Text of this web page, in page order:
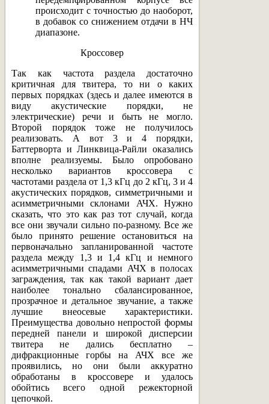
происходит с точностью до наоборот,
в добавок со снижением отдачи в НЧ
диапазоне.
Кроссовер
Так как частота раздела достаточно
критичная для твитера, то ни о каких
первых порядках (здесь и далее имеются в
виду акустические порядки, не
электрические) речи и быть не могло.
Второй порядок тоже не получилось
реализовать. А вот 3 и 4 порядки,
Баттерворта и Линквица-Райли оказались
вполне реализуемы. Было опробовано
несколько вариантов кроссовера с
частотами раздела от 1,3 кГц до 2 кГц, 3 и 4
акустических порядков, симметричными и
асимметричными склонами АЧХ. Нужно
сказать, что это как раз тот случай, когда
все они звучали сильно по-разному. Все же
было принято решение остановиться на
первоначально запланированной частоте
раздела между 1,3 и 1,4 кГц и немного
асимметричными спадами АЧХ в полосах
заграждения, так как такой вариант дает
наиболее тонально сбалансированное,
прозрачное и детальное звучание, а также
лучшие внеосевые характеристики.
Преимущества довольно непростой формы
передней панели и широкой дисперсии
твитера не дались бесплатно –
дифракционные горбы на АЧХ все же
проявились, но они были аккуратно
обработаны в кроссовере и удалось
обойтись всего одной режекторной
цепочкой.